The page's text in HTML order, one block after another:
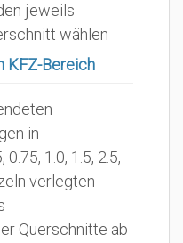
jeweils
wählen
KFZ-Bereich
in
1.0, 1.5, 2.5,
verlegten
Querschnitte ab